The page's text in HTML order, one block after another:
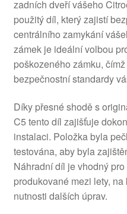
zadních dveří vášeho
použitý díl, který zajistí
centrálního zamykání
zámek je ideální volbou
poškozeného zámku,
bezpečnostní standardy
Díky přesné shodě s
C5 tento díl zajišťuje
instalaci. Položka byla
testována, aby byla
Náhradní díl je vhodný
produkované mezi lety,
nutnosti dalších úprav.